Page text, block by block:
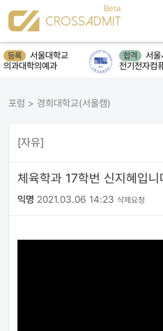
등록
서울대학교
의과대학의예과
합격
서울
전기전자컴
포럼 > 경희대학교(서울캠)
[자유]
체육학과 17학번 신지혜입
익명 2021.03.06 14:23 삭제요청